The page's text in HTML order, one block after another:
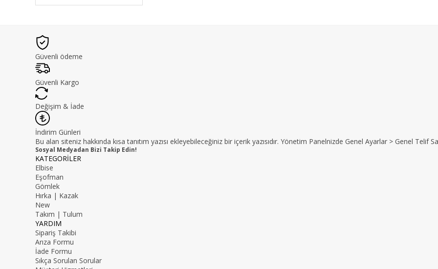
Güvenli ödeme
Güvenli Kargo
Değişim & İade
İndirim Günleri
Bu alan siteniz hakkında kısa tanıtım yazısı ekleyebileceğiniz bir içerik yazısıdır. Yönetim Panelnizde Genel Ayarlar > Genel Telif
Sosyal Medyadan Bizi Takip Edin!
KATEGORİLER
Elbise
Eşofman
Gömlek
Hırka | Kazak
New
Takım | Tulum
YARDIM
Sipariş Takibi
Arıza Formu
İade Formu
Sıkça Sorulan Sorular